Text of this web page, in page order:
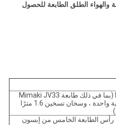
والهواء الطلق الطابعة للحصول
MSR1633 (بما في ذلك طابعة Mimaki JV33
جديدة أصلية واحدة ، وسخان تسخين 1.6 مترًا
، رأس الطابعة الخامس من إبسون